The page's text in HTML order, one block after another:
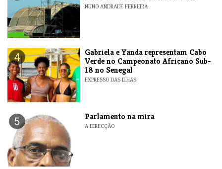
NUNO ANDRADE FERREIRA
4
Gabriela e Yanda representam Cabo
Verde no Campeonato Africano Sub-
18 no Senegal
EXPRESSO DAS ILHAS
5 Parlamento na mira
A DIRECÇÃO